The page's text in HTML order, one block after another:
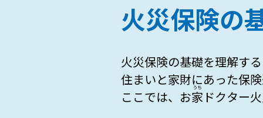
火災保険の
火災保険の基礎を理解す
住まいと家財にあった保
ここでは、お家 ドクター